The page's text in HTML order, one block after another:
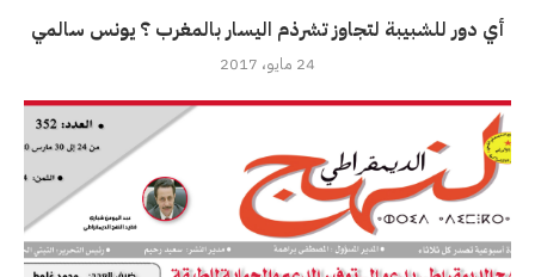
أي دور للشبيبة لتجاوز تشرذم اليسار بالمغرب ؟ يونس سالمي
24 مايو، 2017